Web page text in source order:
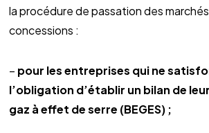
la procédure de passation des
concessions :
– pour les entreprises qui ne
l’obligation d’établir un bilan de
gaz à effet de serre (BEGES) ;